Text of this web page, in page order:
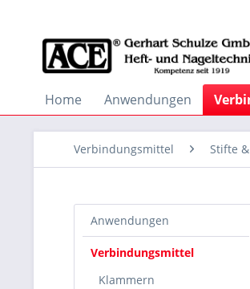
Home Anwendungen
Verbindungsmittel Stifte
Anwendungen
Verbindungsmittel
Klammern